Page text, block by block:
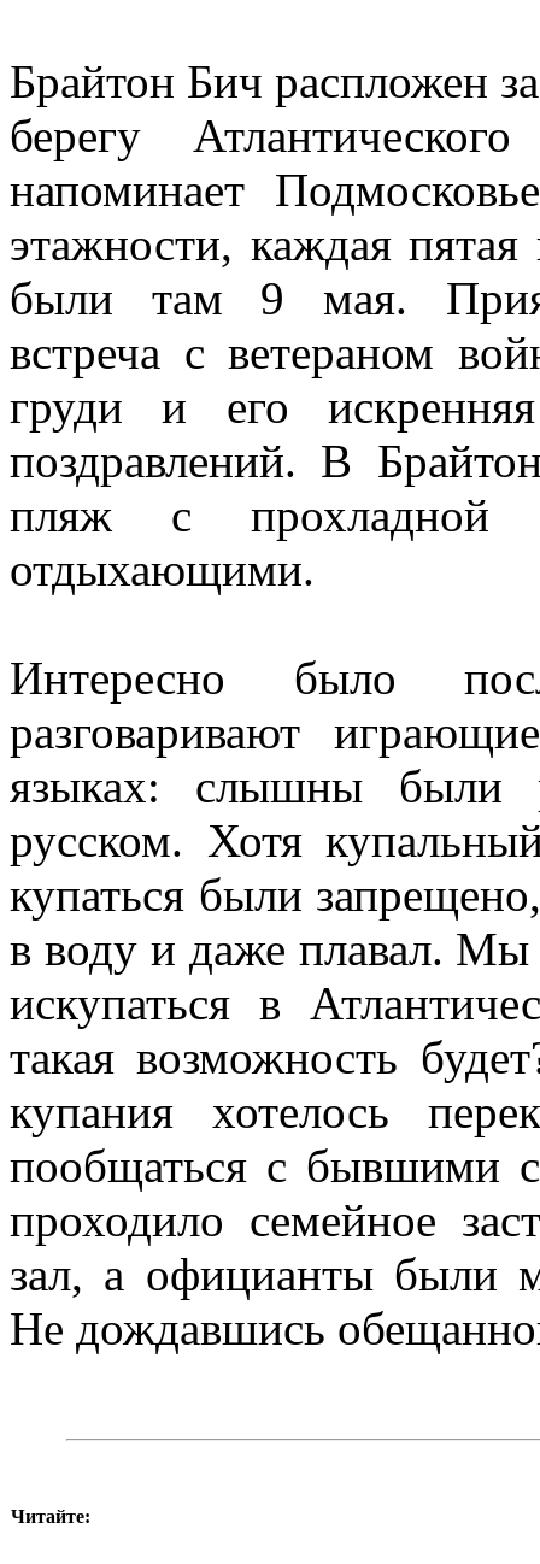
Брайтон Бич распложен
берегу
напоминает
этажности, каждая
были там 9 мая.
встреча с ветераном
груди и его
поздравлений. В
пляж с прохладной
отдыхающими.
Интересно было
разговаривают
языках: слышны были
русском. Хотя
купаться были
в воду и даже плавал. Мы
искупаться в
такая возможность
купания хотелось
пообщаться с бывшими
проходило семейное
зал, а официанты были
Не дождавшись
Читайте: